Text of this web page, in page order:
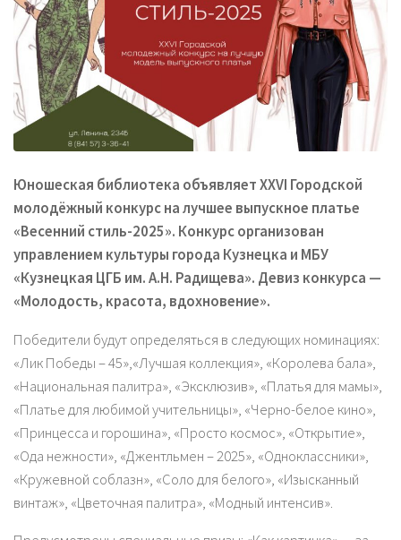
Юношеская библиотека объявляет XXVI Городской
молодёжный конкурс на лучшее выпускное платье
«Весенний стиль-2025». Конкурс организован
управлением культуры города Кузнецка и МБУ
«Кузнецкая ЦГБ им. А.Н. Радищева». Девиз конкурса —
«Молодость, красота, вдохновение».
Победители будут определяться в следующих номинациях:
«Лик Победы – 45»,«Лучшая коллекция», «Королева бала»,
«Национальная палитра», «Эксклюзив», «Платья для мамы»,
«Платье для любимой учительницы», «Черно-белое кино»,
«Принцесса и горошина», «Просто космос», «Открытие»,
«Ода нежности», «Джентльмен – 2025», «Одноклассники»,
«Кружевной соблазн», «Соло для белого», «Изысканный
винтаж», «Цветочная палитра», «Модный интенсив».